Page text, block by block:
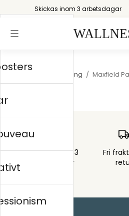
Skickas inom 3 arbetsdagar
Storytelling / Maxfield
Skickas inom 3
arbetsdagar
Fri